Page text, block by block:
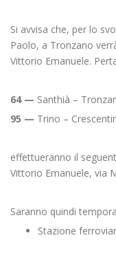
Si avvisa che, per lo
Paolo, a Tronzano
Vittorio Emanuele.
64 — Santhià –
95 — Trino –
effettueranno il
Vittorio Emanuele, via
Saranno quindi
Stazione